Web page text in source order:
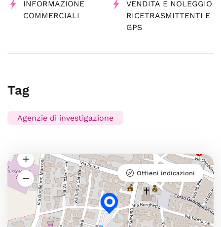
INFORMAZIONE
COMMERCIALI
VENDITA E NOLEGGIO
RICETRASMITTENTI E
GPS
Tag
Agenzie di investigazione
Ottieni indicazioni